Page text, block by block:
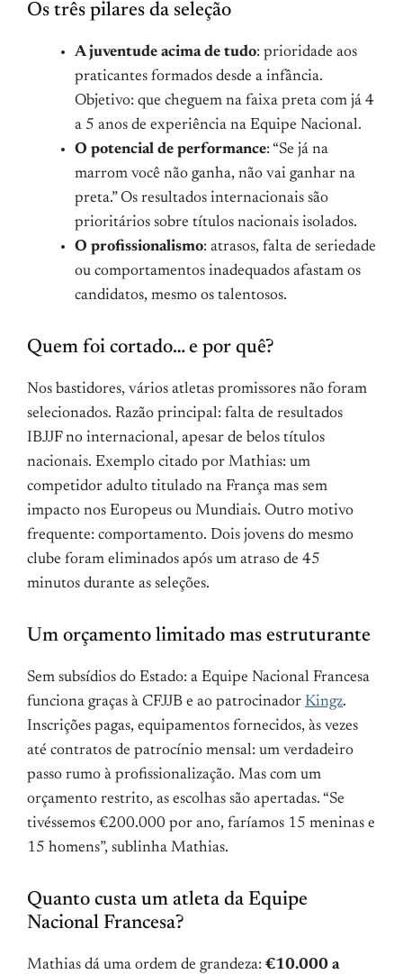
Os três pilares da seleção
A juventude acima de tudo: prioridade aos
praticantes formados desde a infância.
Objetivo: que cheguem na faixa preta com já 4
a 5 anos de experiência na Equipe Nacional.
O potencial de performance: “Se já na
marrom você não ganha, não vai ganhar na
preta.” Os resultados internacionais são
prioritários sobre títulos nacionais isolados.
O profissionalismo: atrasos, falta de seriedade
ou comportamentos inadequados afastam os
candidatos, mesmo os talentosos.
Quem foi cortado… e por quê?
Nos bastidores, vários atletas promissores não foram
selecionados. Razão principal: falta de resultados
IBJJF no internacional, apesar de belos títulos
nacionais. Exemplo citado por Mathias: um
competidor adulto titulado na França mas sem
impacto nos Europeus ou Mundiais. Outro motivo
frequente: comportamento. Dois jovens do mesmo
clube foram eliminados após um atraso de 45
minutos durante as seleções.
Um orçamento limitado mas estruturante
Sem subsídios do Estado: a Equipe Nacional Francesa
funciona graças à CFJJB e ao patrocinador Kingz.
Inscrições pagas, equipamentos fornecidos, às vezes
até contratos de patrocínio mensal: um verdadeiro
passo rumo à profissionalização. Mas com um
orçamento restrito, as escolhas são apertadas. “Se
tivéssemos €200.000 por ano, faríamos 15 meninas e
15 homens”, sublinha Mathias.
Quanto custa um atleta da Equipe
Nacional Francesa?
Mathias dá uma ordem de grandeza: €10.000 a